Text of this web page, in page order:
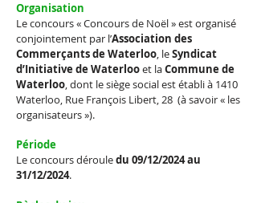
Organisation
Le concours «Concours de Noël» est organisé
conjointement par l’Association des
Commerçants de Waterloo, leSyndicat
d’Initiative de Waterlooet laCommune de
Waterloo, dont le siège social est établi à 1410
Waterloo, Rue François Libert, 28 (à savoir « les
organisateurs »).
Période
Le concours dérouledu 09/12/2024 au
31/12/2024.